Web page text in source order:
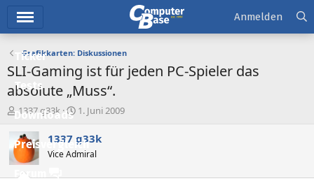
Ticker
Tests
Downloads
Preisvergleich
Forum
Anmelden
Grafikkarten: Diskussionen
SLI-Gaming ist für jeden PC-Spieler das
absolute „Muss“.
E
r
s
t
e
1337 g33k
E
s
t
e
1. Juni 2009
1337 g33k
Vice Admiral